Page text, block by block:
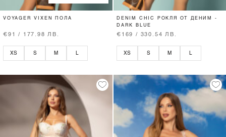
VOYAGER VIXEN ПОЛА
€91 / 177.98 ЛВ.
XS S M
DENIM CHIC РОКЛЯ ОТ ДЕНИМ -
DARK BLUE
€169 / 330.54 ЛВ.
XS S M